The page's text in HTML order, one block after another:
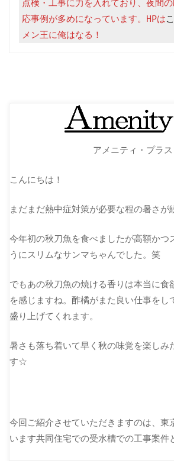
点検・工事に力を入れており、夜間
応事例が多めになっています。HPは
メン王に俺はなる！
アメニティ・プラス
こんにちは！
まだまだ熱中症対策が必要な程の暑さが
今年初の秋刀魚を食べましたが高額かつ
うにスリムなサンマちゃんでした。笑
でもあの秋刀魚の焼ける香りは本当に食
を感じますね。酢橘がまた良い仕事をし
盛り上げてくれます。
暑さも落ち着いて早く秋の味覚を楽しみ
す☆
今回ご紹介させていただきますのは、東
います共同住宅での受水槽での工事案件